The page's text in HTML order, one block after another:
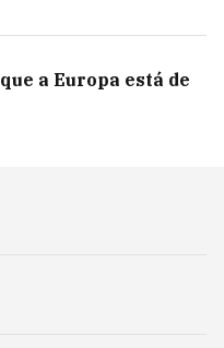
a Europa está de